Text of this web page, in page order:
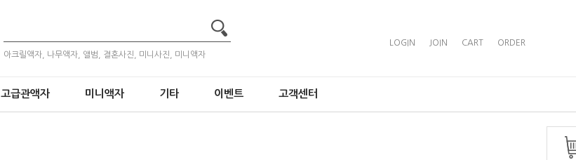
아크릴액자, 나무액자, 앨범, 결혼사진, 미니사진, 미니액자
LOGIN JOIN CART ORDER
고급관액자 미니액자 기타 이벤트 고객센터